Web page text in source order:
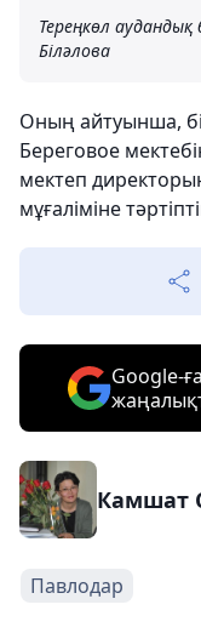
Тереңкөл
Біләлова
Оның айтуынша,
Береговое
мектеп
мұғаліміне
Google-
Камшат
Павлодар